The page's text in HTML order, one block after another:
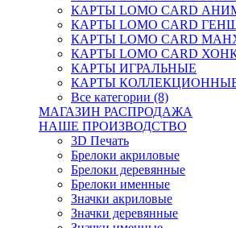
КАРТЫ LOMO CARD
КАРТЫ LOMO CARD
КАРТЫ LOMO CARD
КАРТЫ LOMO CARD
КАРТЫ ИГРАЛЬНЫЕ
КАРТЫ
Все категории (8)
МАГАЗИН РАСПРОДАЖА
НАШЕ ПРОИЗВОДСТВО
3D Печать
Брелоки акриловые
Брелоки деревянные
Брелоки именные
Значки акриловые
Значки деревянные